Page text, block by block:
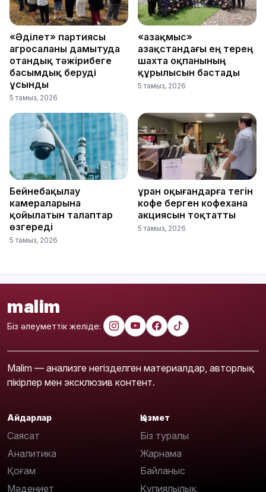
«Әділет» партиясы
агросаланы дамытуда
отандық тәжірибеге
басымдық беруді
ұсынды
5 тамыз, 2026
«Қазақмыс»
Қазақстандағы ең терең
шахта оқпанының
құрылысын бастады
5 тамыз, 2026
Бейнебақылау
камераларына
қойылатын талаптар
өзгереді
5 тамыз, 2026
Құран оқығандарға тегін
кофе берген кофехана
акциясын тоқтатты
5 тамыз, 2026
malim
Біз әлеуметтік желіде:
Malim — анализге негізделген материалдар, авторлық
пікірлер мен эксклюзив контент.
Айдарлар
Саясат
Аналитика
Қоғам
Мәдениет
Қызмет
Біз туралы
Жарнама
Байланыс
Құпиялылық